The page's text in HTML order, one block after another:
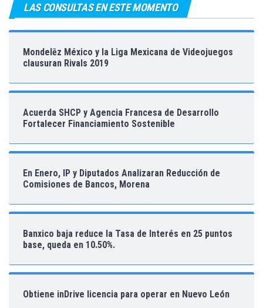
LAS CONSULTAS EN ESTE MOMENTO
Mondelēz México y la Liga Mexicana de Videojuegos
clausuran Rivals 2019
Acuerda SHCP y Agencia Francesa de Desarrollo
Fortalecer Financiamiento Sostenible
En Enero, IP y Diputados Analizaran Reducción de
Comisiones de Bancos, Morena
Banxico baja reduce la Tasa de Interés en 25 puntos
base, queda en 10.50%.
Obtiene inDrive licencia para operar en Nuevo León